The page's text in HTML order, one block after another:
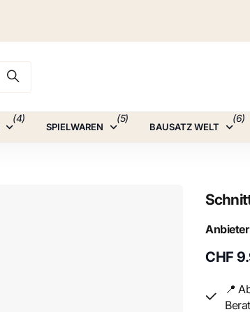
(4)
SPIELWAREN
(5)
BAUSATZ WELT
(6)
Anbieter
CHF
📍